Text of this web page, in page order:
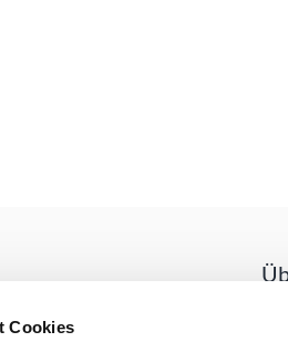
Cookies